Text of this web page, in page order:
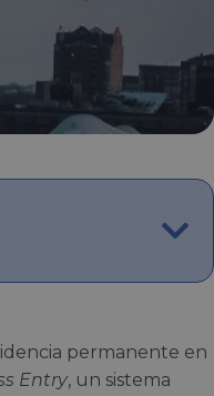
permanente en
Entry, un sistema